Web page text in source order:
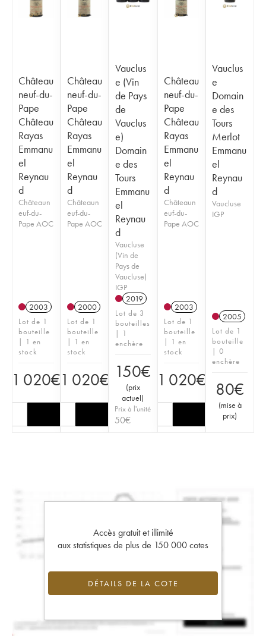
Château
neuf-du-
Pape
Château
Rayas
Emmanu
el
Reynau
d
Châteaun
euf-du-
Pape AOC
2003
Lot de 1
bouteille
| 1 en
stock
1 020€
Château
neuf-du-
Pape
Château
Rayas
Emmanu
el
Reynau
d
Châteaun
euf-du-
Pape AOC
2000
Lot de 1
bouteille
| 1 en
stock
1 020€
Vauclus
e (Vin
de Pays
de
Vauclus
e)
Domain
e des
Tours
Emmanu
el
Reynau
d
Vaucluse
(Vin de
Pays de
Vaucluse)
IGP
2019
Lot de 3
bouteilles
| 1
enchère
150€
(prix
actuel)
Prix à l'unité
50€
Château
neuf-du-
Pape
Château
Rayas
Emmanu
el
Reynau
d
Châteaun
euf-du-
Pape AOC
2003
Lot de 1
bouteille
| 1 en
stock
1 020€
Vauclus
e
Domain
e des
Tours
Merlot
Emmanu
el
Reynau
d
Vaucluse
IGP
2005
Lot de 1
bouteille
| 0
enchère
80€
(mise à
prix)
Accès gratuit et illimité
aux statistiques de plus de 150 000 cotes
DÉTAILS DE LA COTE